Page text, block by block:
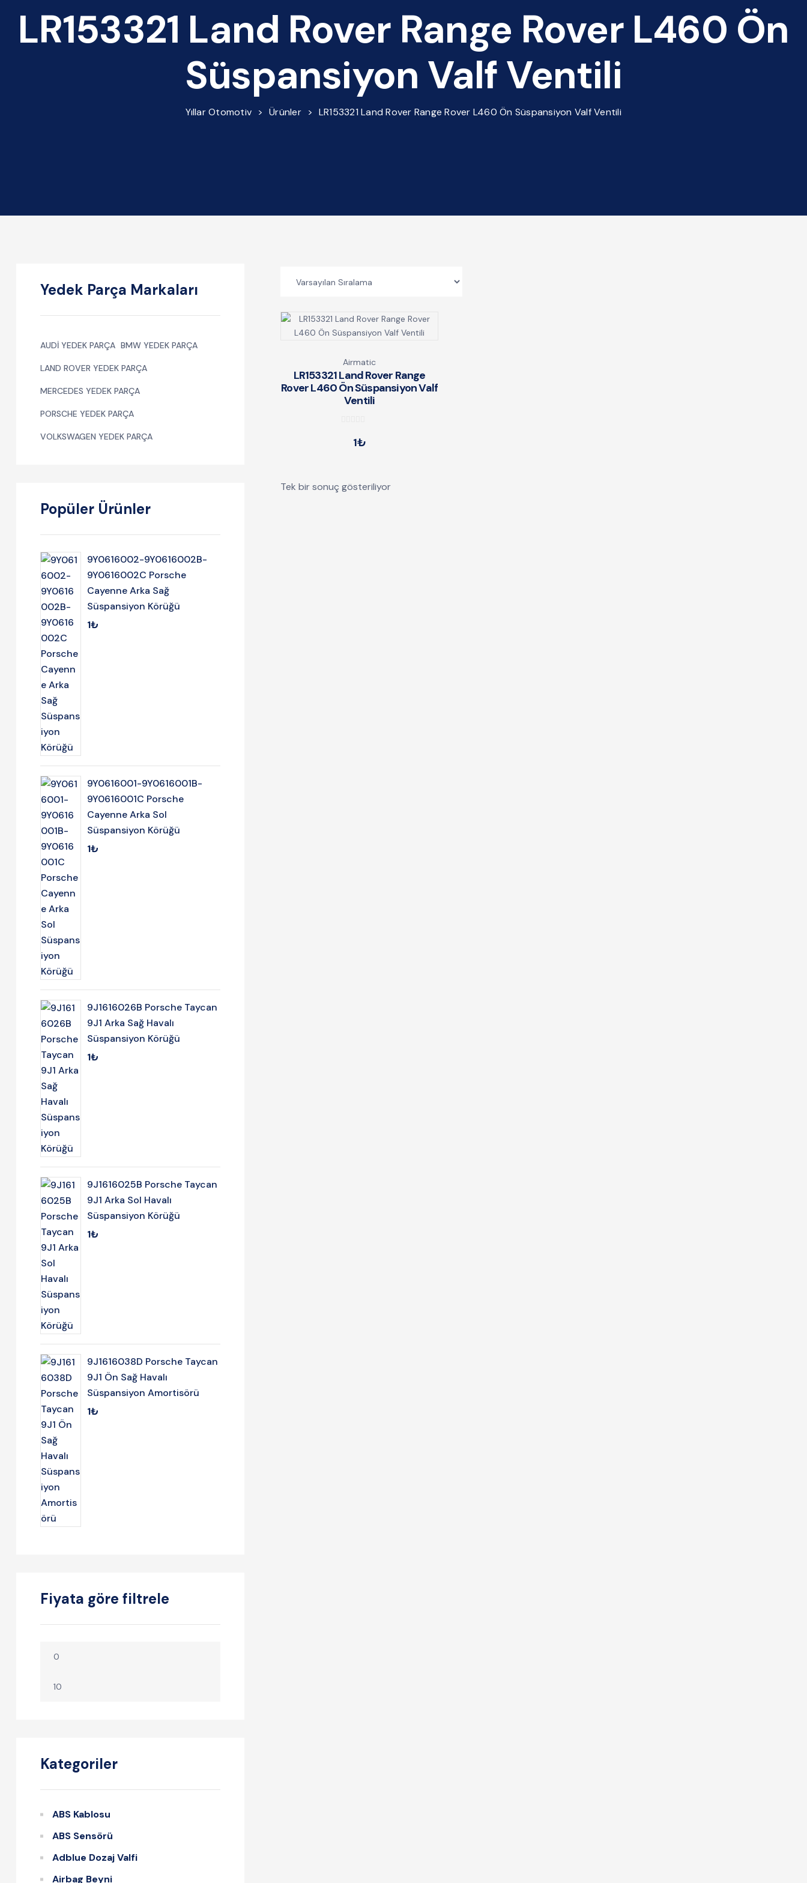
LR153321 Land Rover Range Rover L460 Ön
Süspansiyon Valf Ventili
Yıllar Otomotiv > Ürünler > LR153321 Land Rover Range Rover L460 Ön Süspansiyon Valf Ventili
Yedek Parça Markaları
AUDI YEDEK PARÇA BMW YEDEK PARÇA
LAND ROVER YEDEK PARÇA
MERCEDES YEDEK PARÇA
PORSCHE YEDEK PARÇA
VOLKSWAGEN YEDEK PARÇA
Popüler Ürünler
9Y0616002-9Y0616002B-
9Y0616002C Porsche
Cayenne Arka Sağ
Süspansiyon Körüğü
1₺
9Y0616001-9Y0616001B-
9Y0616001C Porsche
Cayenne Arka Sol
Süspansiyon Körüğü
1₺
9J1616026B Porsche Taycan
9J1 Arka Sağ Havalı
Süspansiyon Körüğü
1₺
9J1616025B Porsche Taycan
9J1 Arka Sol Havalı
Süspansiyon Körüğü
1₺
9J1616038D Porsche Taycan
9J1 Ön Sağ Havalı
Süspansiyon Amortisörü
1₺
Fiyata göre filtrele
Kategoriler
ABS Kablosu
ABS Sensörü
Adblue Dozaj Valfi
Airbag Beyni
Airmatic
LR153321 Land Rover Range
Rover L460 Ön Süspansiyon Valf
Ventili
f
1₺
Tek bir sonuç gösteriliyor